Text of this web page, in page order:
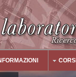
CORSI